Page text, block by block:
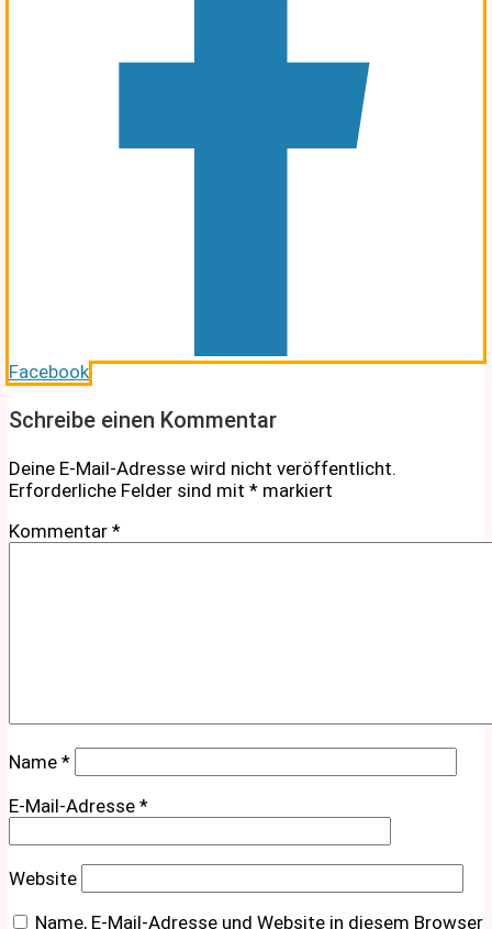
Facebook
Schreibe einen Kommentar
Deine E-Mail-Adresse wird nicht veröffentlicht.
Erforderliche Felder sind mit * markiert
Kommentar *
Name *
E-Mail-Adresse *
Website
Name, E-Mail-Adresse und Website in diesem Browser